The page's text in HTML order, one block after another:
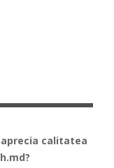
aprecia calitatea